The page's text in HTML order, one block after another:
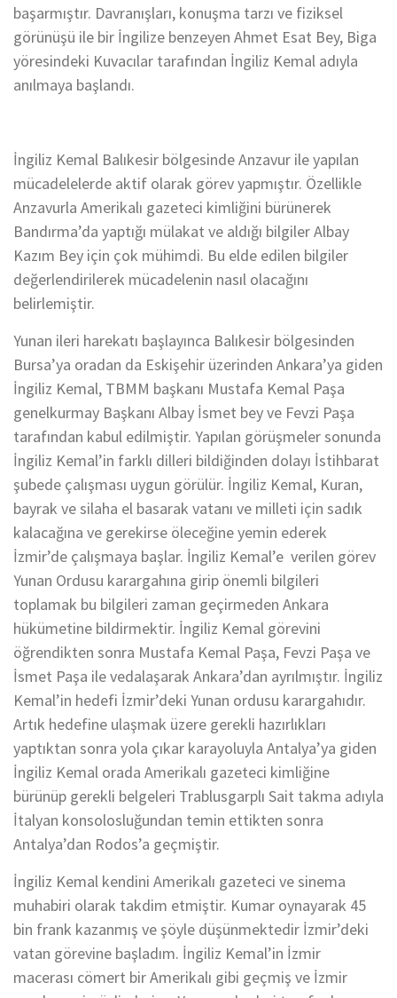
başarmıştır. Davranışları, konuşma tarzı ve fiziksel
görünüşü ile bir İngilize benzeyen Ahmet Esat Bey, Biga
yöresindeki Kuvacılar tarafından İngiliz Kemal adıyla
anılmaya başlandı.
İngiliz Kemal Balıkesir bölgesinde Anzavur ile yapılan
mücadelelerde aktif olarak görev yapmıştır. Özellikle
Anzavurla Amerikalı gazeteci kimliğini bürünerek
Bandırma’da yaptığı mülakat ve aldığı bilgiler Albay
Kazım Bey için çok mühimdi. Bu elde edilen bilgiler
değerlendirilerek mücadelenin nasıl olacağını
belirlemiştir.
Yunan ileri harekatı başlayınca Balıkesir bölgesinden
Bursa’ya oradan da Eskişehir üzerinden Ankara’ya giden
İngiliz Kemal, TBMM başkanı Mustafa Kemal Paşa
genelkurmay Başkanı Albay İsmet bey ve Fevzi Paşa
tarafından kabul edilmiştir. Yapılan görüşmeler sonunda
İngiliz Kemal’in farklı dilleri bildiğinden dolayı İstihbarat
şubede çalışması uygun görülür. İngiliz Kemal, Kuran,
bayrak ve silaha el basarak vatanı ve milleti için sadık
kalacağına ve gerekirse öleceğine yemin ederek
İzmir’de çalışmaya başlar. İngiliz Kemal’e verilen görev
Yunan Ordusu karargahına girip önemli bilgileri
toplamak bu bilgileri zaman geçirmeden Ankara
hükümetine bildirmektir. İngiliz Kemal görevini
öğrendikten sonra Mustafa Kemal Paşa, Fevzi Paşa ve
İsmet Paşa ile vedalaşarak Ankara’dan ayrılmıştır. İngiliz
Kemal’in hedefi İzmir’deki Yunan ordusu karargahıdır.
Artık hedefine ulaşmak üzere gerekli hazırlıkları
yaptıktan sonra yola çıkar karayoluyla Antalya’ya giden
İngiliz Kemal orada Amerikalı gazeteci kimliğine
bürünüp gerekli belgeleri Trablusgarplı Sait takma adıyla
İtalyan konsolosluğundan temin ettikten sonra
Antalya’dan Rodos’a geçmiştir.
İngiliz Kemal kendini Amerikalı gazeteci ve sinema
muhabiri olarak takdim etmiştir. Kumar oynayarak 45
bin frank kazanmış ve şöyle düşünmektedir İzmir’deki
vatan görevine başladım. İngiliz Kemal’in İzmir
macerası cömert bir Amerikalı gibi geçmiş ve İzmir